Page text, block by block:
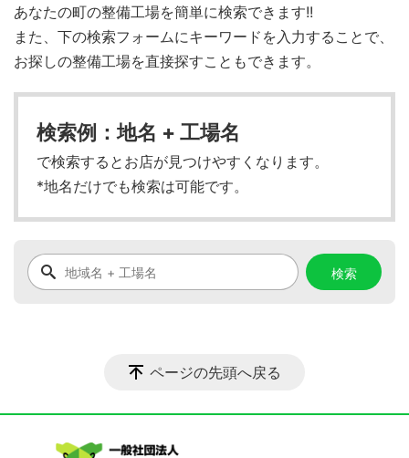
あなたの町の整備工場を簡単に検索できます!!
また、下の検索フォームにキーワードを入力することで、
お探しの整備工場を直接探すこともできます。
検索例：地名 + 工場名
で検索するとお店が見つけやすくなります。
*地名だけでも検索は可能です。
ページの先頭へ戻る